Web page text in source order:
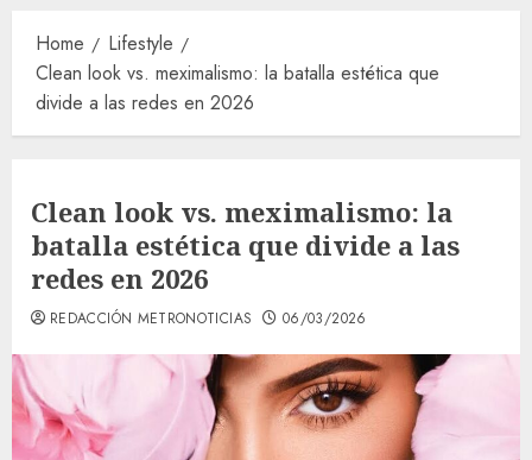
Home
Lifestyle
Clean look vs. meximalismo: la batalla estética que
divide a las redes en 2026
Clean look vs. meximalismo: la
batalla estética que divide a las
redes en 2026
REDACCIÓN METRONOTICIAS 06/03/2026